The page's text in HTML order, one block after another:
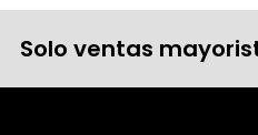
Solo ventas